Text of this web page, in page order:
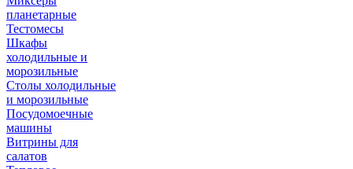
планетарные
Тестомесы
Шкафы
холодильные и
морозильные
Столы холодильные
и морозильные
Посудомоечные
машины
Витрины для
салатов